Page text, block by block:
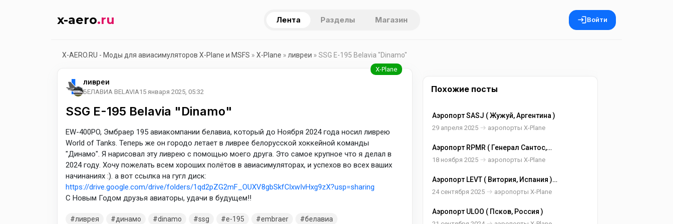
x-aero.ru Лента Разделы Магазин Войти
X-AERO.RU - Моды для авиасимуляторов X-Plane и MSFS » X-Plane » ливреи » SSG E-195 Belavia "Dinamo"
ливреи
БЕЛАВИА BELAVIA15 января 2025, 05:32
SSG E-195 Belavia "Dinamo"
EW-400PO, Эмбраер 195 авиакомпании белавиа, который до Ноября 2024 года носил ливрею
World of Tanks. Теперь же он городо летает в ливрее белорусской хоккейной команды
"Динамо". Я нарисовал эту ливрею с помощью моего друга. Это самое крупное что я делал в
2024 году. Хочу пожелать всем хороших полётов в авиасимуляторах, и успехов во всех ваших
начинаниях :). а вот ссылка на гугл диск:
https://drive.google.com/drive/folders/1qd2pZG2mF_OUXV8gbSkfClxwIvHxg9zX?usp=sharing
С Новым Годом друзья авиаторы, удачи в будущем!!
ливрея динамо dinamo ssg e-195 embraer белавиа
Похожие посты
Аэропорт SASJ ( Жужуй, Аргентина )
29 апреля 2025 аэропорты X-Plane
Аэропорт RPMR ( Генерал Сантос,
Филиппины )
18 ноября 2025 аэропорты X-Plane
Аэропорт LEVT ( Витория, Испания )
x12
24 сентября 2025 аэропорты X-Plane
Аэропорт ULOO ( Псков, Россия )